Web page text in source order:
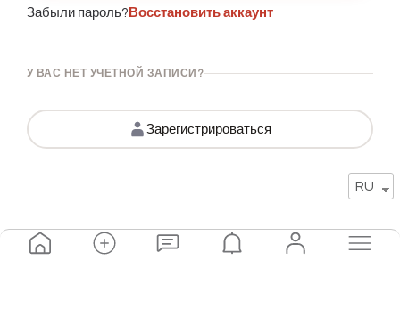
RU
Забыли пароль? Восстановить аккаунт
У ВАС НЕТ УЧЕТНОЙ ЗАПИСИ?
Зарегистрироваться